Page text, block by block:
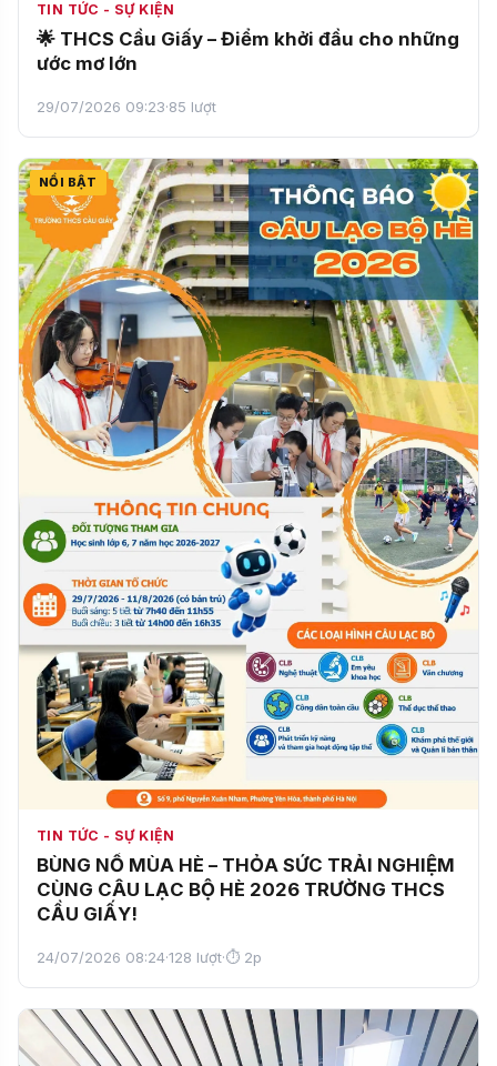
TIN TỨC - SỰ KIỆN
🌟 THCS Cầu Giấy – Điểm khởi đầu cho những
ước mơ lớn
29/07/2026 09:23·85 lượt
NỔI BẬT
TIN TỨC - SỰ KIỆN
BÙNG NỔ MÙA HÈ – THỎA SỨC TRẢI NGHIỆM
CÙNG CÂU LẠC BỘ HÈ 2026 TRƯỜNG THCS
CẦU GIẤY!
24/07/2026 08:24·128 lượt·⏱ 2p